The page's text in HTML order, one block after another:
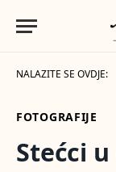
NALAZITE SE OVDJE:
FOTOGRAFIJE
Stećci